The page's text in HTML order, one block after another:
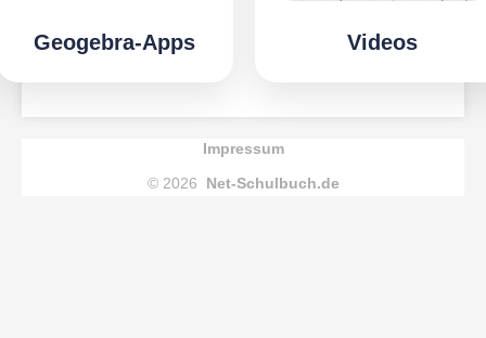
Geogebra-Apps Videos
Impressum
© 2026
Net-Schulbuch.de